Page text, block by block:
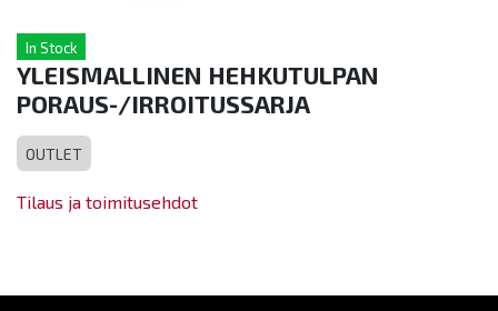
In Stock
YLEISMALLINEN HEHKUTULPAN
PORAUS-/IRROITUSSARJA
OUTLET
Tilaus ja toimitusehdot